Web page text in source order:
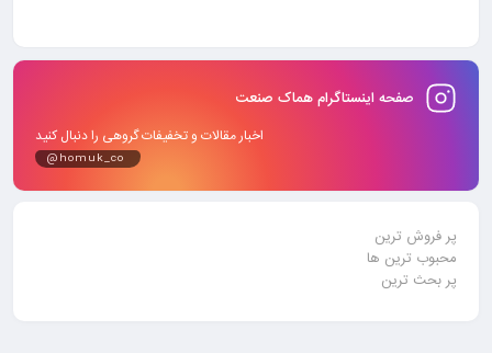
صفحه اینستاگرام هماک صنعت
اخبار مقالات و تخفیفات گروهی را دنبال کنید
@homuk_co
پر فروش ترین
محبوب ترین ها
پر بحث ترین